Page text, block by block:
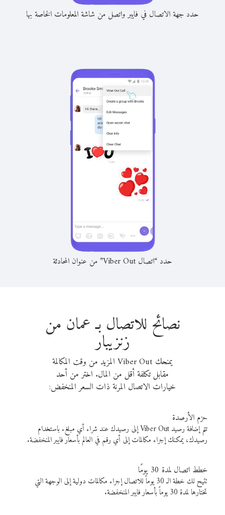
حدد جهة الاتصال في فايبر واتصل من شاشة المعلومات الخاصة بها
حدد “اتصال Viber Out” من عنوان المحادثة
نصائح للاتصال بـ عمان من
زنزيبار
يمنحك Viber Out المزيد من وقت المكالمة
مقابل تكلفة أقل من المال. اختر من أحد
خيارات الاتصال المرنة ذات السعر المنخفض:
حزم الأرصدة
تتم إضافة رصيد Viber Out إلى رصيدك عند شراء أي مبلغ. باستخدام
رصيدك، يمكنك إجراء مكالمات إلى أي رقم في العالم بأسعار فايبر المنخفضة.
خطط اتصال لمدة 30 يومًا
تتيح لك خطة الـ 30 يوماً للاتصال إجراء مكالمات دولية إلى الوجهة التي
تختارها لمدة 30 يوماً بأسعار فايبر المنخفضة.